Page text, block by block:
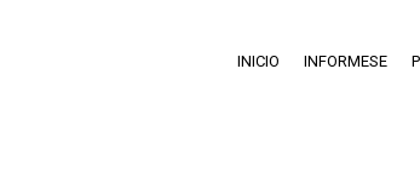
INICIO INFORMESE